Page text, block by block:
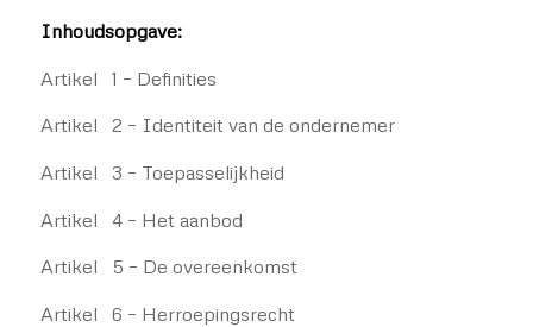
Inhoudsopgave:
Artikel 1 – Definities
Artikel 2 – Identiteit van de ondernemer
Artikel 3 – Toepasselijkheid
Artikel 4 – Het aanbod
Artikel 5 – De overeenkomst
Artikel 6 – Herroepingsrecht